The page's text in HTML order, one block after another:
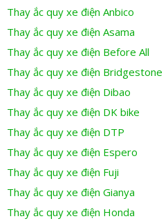
Thay ắc quy xe điện Anbico
Thay ắc quy xe điện Asama
Thay ắc quy xe điện Before All
Thay ắc quy xe điện Bridgestone
Thay ắc quy xe điện Dibao
Thay ắc quy xe điện DK bike
Thay ắc quy xe điện DTP
Thay ắc quy xe điện Espero
Thay ắc quy xe điện Fuji
Thay ắc quy xe điện Gianya
Thay ắc quy xe điện Honda